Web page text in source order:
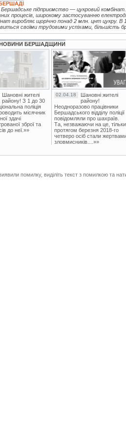
БЕРШАДІ
підприємство — цукровий комбінат.
процесів, широкому застосуванню
виробляє щорічно понад 2 млн. цнт цукру.
своїми трудовими успіхами, більшість
НОВИНИ БЕРШАДЩИНИ
Шановні жителі
району! З 1 до 30
поліція
місячник
здачі
зброї та
до неї.»»
02.04.18
Шановні жителі
району!
Неодноразово працівники
Бершадського відділу поліції
повідомляли про шахраїв.
Та, незважаючи на це, тільки
протягом березня 2018-го
четверо осіб стали
зловмисників....»»
помилку, виділіть текст з помилкою та